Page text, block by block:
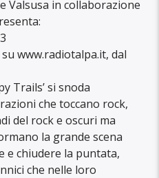
Valsusa in collaborazione
www.radiotalpa.it, dal
Trails’ si snoda
che toccano rock,
del rock e oscuri ma
la grande scena
e chiudere la puntata,
che nelle loro